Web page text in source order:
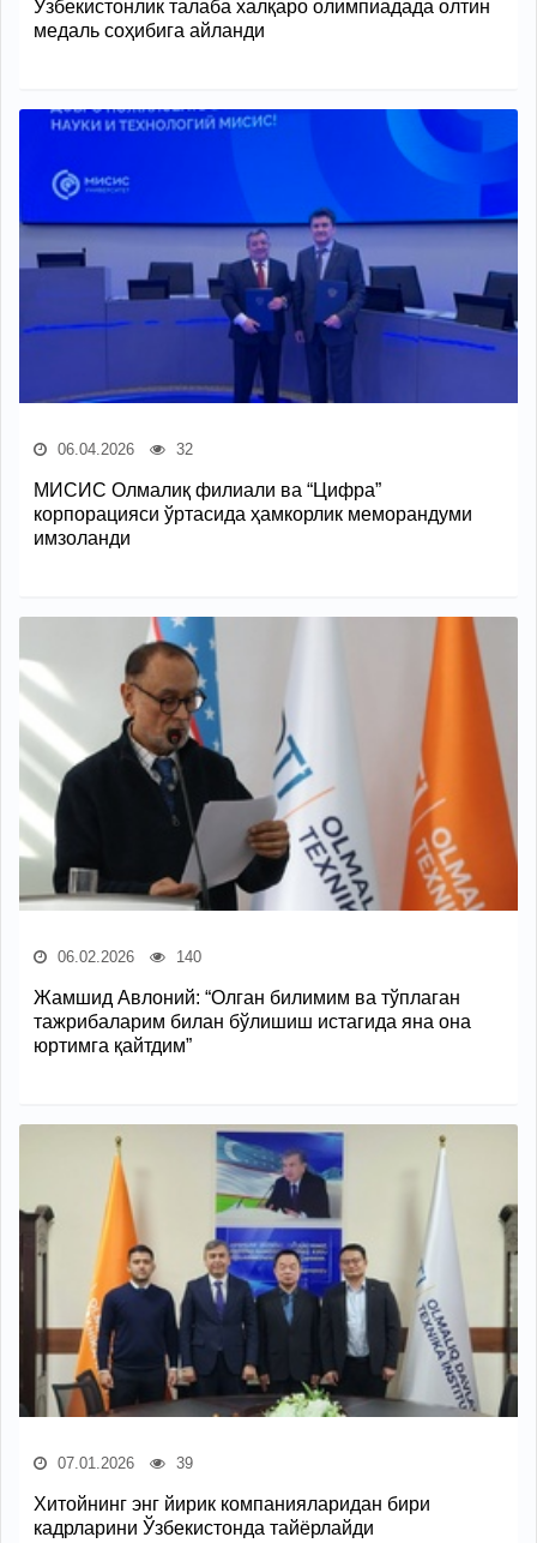
Ўзбекистонлик талаба халқаро олимпиадада олтин
медаль соҳибига айланди
06.04.2026 32
МИСИС Олмалиқ филиали ва “Цифра”
корпорацияси ўртасида ҳамкорлик меморандуми
имзоланди
06.02.2026 140
Жамшид Авлоний: “Олган билимим ва тўплаган
тажрибаларим билан бўлишиш истагида яна она
юртимга қайтдим”
07.01.2026 39
Хитойнинг энг йирик компанияларидан бири
кадрларини Ўзбекистонда тайёрлайди